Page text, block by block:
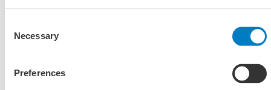
Selection
Necessary
Preferences
Masterplan
met een aandrijflijn op waterstof, methanol of LNG met
CO2 afvang? U komt dan mogelijk in aanmerking voor de